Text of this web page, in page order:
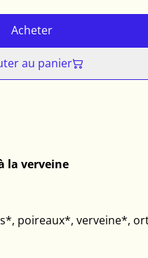
Acheter
au panier
la verveine
poireaux*, verveine*,